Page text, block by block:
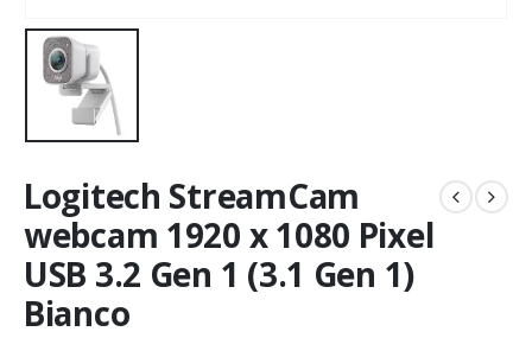
Logitech StreamCam
webcam 1920 x 1080 Pixel
USB 3.2 Gen 1 (3.1 Gen 1)
Bianco